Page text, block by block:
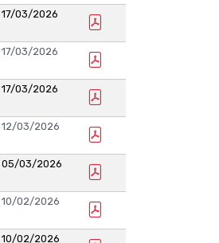
17/03/2026
17/03/2026
17/03/2026
12/03/2026
05/03/2026
10/02/2026
10/02/2026